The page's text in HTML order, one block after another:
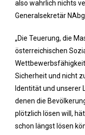
also wahrlich nichts
Generalsekretär
„Die Teuerung, die
österreichischen
Sicherheit und nicht
Identität und unserer
denen die
plötzlich lösen will,
schon längst lösen